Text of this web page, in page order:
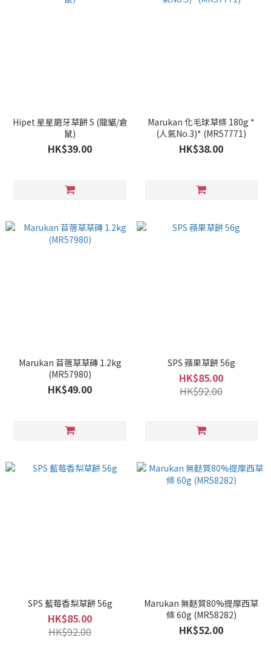
Hipet 星星磨牙草餅 S (龍貓/倉
鼠)
HK$39.00
Marukan 化毛球草條 180g *
(人氣No.3)* (MR57771)
HK$38.00
Marukan 苜蓿草草磚 1.2kg
(MR57980)
HK$49.00
SPS 蘋果草餅 56g
HK$85.00
HK$92.00
SPS 藍莓香梨草餅 56g
HK$85.00
HK$92.00
Marukan 無麩質80%提摩西草
條 60g (MR58282)
HK$52.00